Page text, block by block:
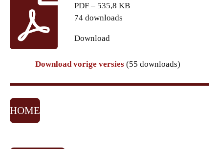
PDF – 535,8 KB
74 downloads
Download
Download vorige versies (55 downloads)
HOME